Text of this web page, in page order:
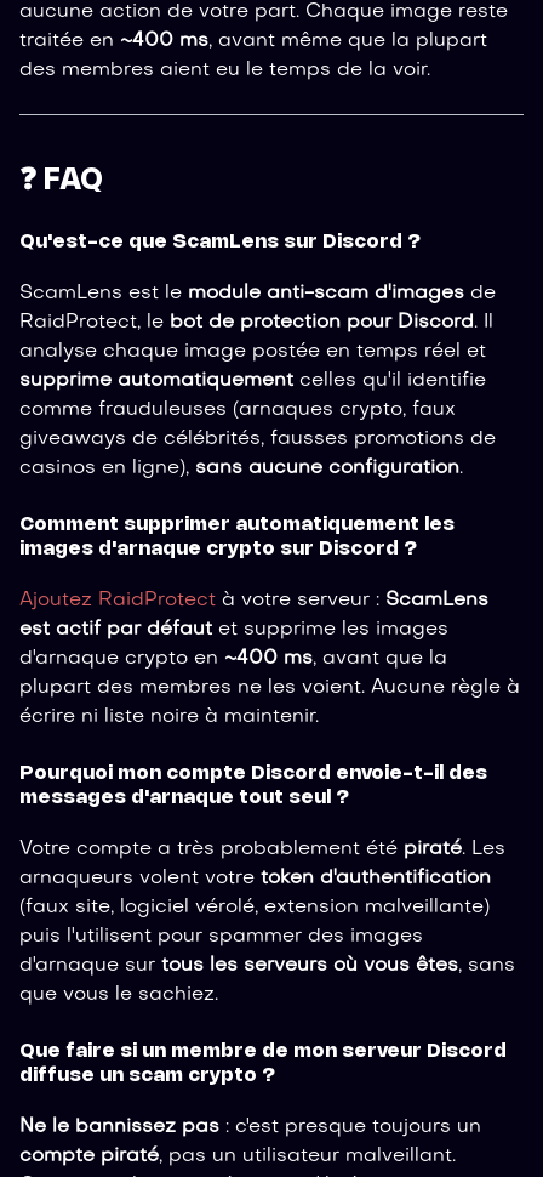
aucune action de votre part. Chaque image reste
traitée en ~400 ms, avant même que la plupart
des membres aient eu le temps de la voir.
❓ FAQ
Qu'est-ce que ScamLens sur Discord ?
ScamLens est le module anti-scam d'images de
RaidProtect, le bot de protection pour Discord. Il
analyse chaque image postée en temps réel et
supprime automatiquement celles qu'il identifie
comme frauduleuses (arnaques crypto, faux
giveaways de célébrités, fausses promotions de
casinos en ligne), sans aucune configuration.
Comment supprimer automatiquement les
images d'arnaque crypto sur Discord ?
Ajoutez RaidProtect à votre serveur : ScamLens
est actif par défaut et supprime les images
d'arnaque crypto en ~400 ms, avant que la
plupart des membres ne les voient. Aucune règle à
écrire ni liste noire à maintenir.
Pourquoi mon compte Discord envoie-t-il des
messages d'arnaque tout seul ?
Votre compte a très probablement été piraté. Les
arnaqueurs volent votre token d'authentification
(faux site, logiciel vérolé, extension malveillante)
puis l'utilisent pour spammer des images
d'arnaque sur tous les serveurs où vous êtes, sans
que vous le sachiez.
Que faire si un membre de mon serveur Discord
diffuse un scam crypto ?
Ne le bannissez pas : c'est presque toujours un
compte piraté, pas un utilisateur malveillant.